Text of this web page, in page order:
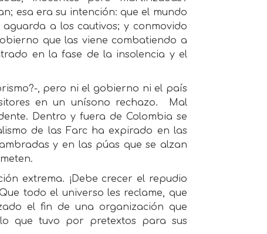
esa era su intención: que el mundo
a los cautivos; y conmovido
que las viene combatiendo a
en la fase de la insolencia y el
, pero ni el gobierno ni el país
en un unísono rechazo.
Mal
Dentro y fuera de Colombia se
de las Farc ha expirado en las
y en las púas que se alzan
extrema. ¡Debe crecer el repudio
todo el universo les reclame, que
el fin de una organización que
que tuvo por pretextos para sus